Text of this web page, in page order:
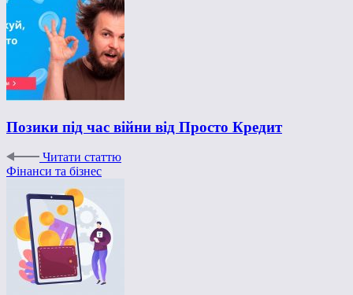
Позики під час війни від Просто Кредит
Читати статтю
Фінанси та бізнес